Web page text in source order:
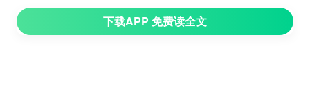
很快，殷笑笑和陈宇身上的束缚就解开了，两个人却
下载APP 免费读全文